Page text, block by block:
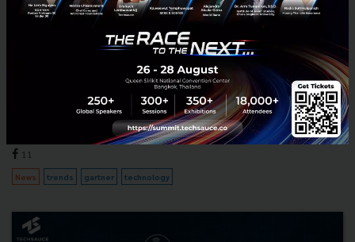
Gartner เปิดเผย 10 เทรนด์เชิงกลยุทธ์ทางเทคโนโลยี สำหรับปี
Gartner Inc. เผย 10 เทรนด์เชิงกลยุทธ์ทางเทคโนโลยี สำหรับปี 2023 ที่
องค์กรธุรกิจสามารถนำเทรนด์ไปปรับใช้และปรับตัวได้สำหรับปีหน้า ซึ่งทั้ง
10 เทรนด์สามารถแบ่งออกเป็น 4 ธีมด้วยกัน ได้...
Techsauce Team
11
News trends gartner technology